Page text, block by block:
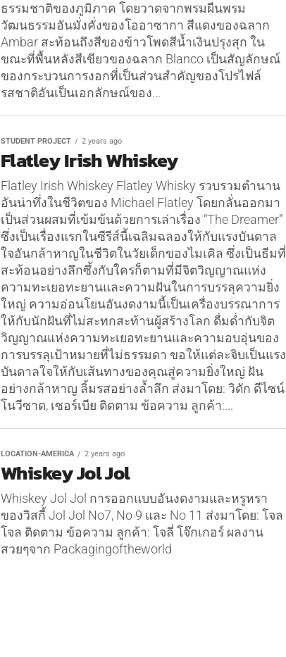
ธรรมชาติของภูมิภาค โดยวาดจากพรมผืนพรม
วัฒนธรรมอันมั่งคั่งของโออาซากา สีแดงของฉลาก
Ambar สะท้อนถึงสีของข้าวโพดสีน้ำเงินปรุงสุก ใน
ขณะที่พื้นหลังสีเขียวของฉลาก Blanco เป็นสัญลักษณ์
ของกระบวนการงอกที่เป็นส่วนสำคัญของโปรไฟล์
รสชาติอันเป็นเอกลักษณ์ของ...
STUDENT PROJECT 2 years ago
Flatley Irish Whiskey
Flatley Irish Whiskey Flatley Whisky รวบรวมตำนาน
อันน่าทึ่งในชีวิตของ Michael Flatley โดยกลั่นออกมา
เป็นส่วนผสมที่เข้มข้นด้วยการเล่าเรื่อง “The Dreamer”
ซึ่งเป็นเรื่องแรกในซีรีส์นี้เฉลิมฉลองให้กับแรงบันดาล
ใจอันกล้าหาญในชีวิตในวัยเด็กของไมเคิล ซึ่งเป็นธีมที่
สะท้อนอย่างลึกซึ้งกับใครก็ตามที่มีจิตวิญญาณแห่ง
ความทะเยอทะยานและความฝันในการบรรลุความยิ่ง
ใหญ่ ความอ่อนโยนอันงดงามนี้เป็นเครื่องบรรณาการ
ให้กับนักฝันที่ไม่สะทกสะท้านผู้สร้างโลก ดื่มด่ำกับจิต
วิญญาณแห่งความทะเยอทะยานและความอบอุ่นของ
การบรรลุเป้าหมายที่ไม่ธรรมดา ขอให้แต่ละจิบเป็นแรง
บันดาลใจให้กับเส้นทางของคุณสู่ความยิ่งใหญ่ ฝัน
อย่างกล้าหาญ ลิ้มรสอย่างล้ำลึก ส่งมาโดย: วิดัก ดีไซน์
โนวีซาด, เซอร์เบีย ติดตาม ข้อความ ลูกค้า:...
LOCATION-AMERICA 2 years ago
Whiskey Jol Jol
Whiskey Jol Jol การออกแบบอันงดงามและหรูหรา
ของวิสกี้ Jol Jol No7, No 9 และ No 11 ส่งมาโดย: โจล
โจล ติดตาม ข้อความ ลูกค้า: โจลี่ โจ๊กเกอร์ ผลงาน
สวยๆจาก Packagingoftheworld